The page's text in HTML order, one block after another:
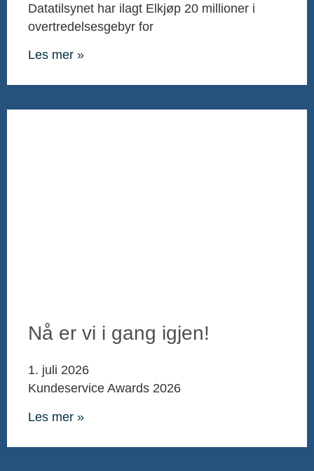
Datatilsynet har ilagt Elkjøp 20 millioner i
overtredelsesgebyr for
Les mer »
Nå er vi i gang igjen!
1. juli 2026
Kundeservice Awards 2026
Les mer »